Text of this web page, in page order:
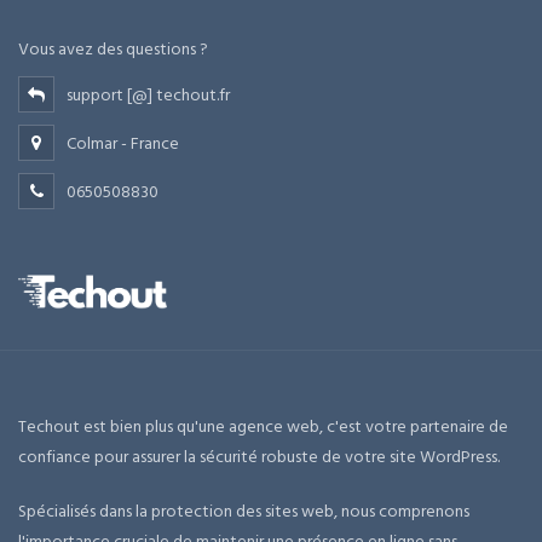
Vous avez des questions ?
support [@] techout.fr
Colmar - France
0650508830
Techout est bien plus qu'une agence web, c'est votre partenaire de
confiance pour assurer la sécurité robuste de votre site WordPress.
Spécialisés dans la protection des sites web, nous comprenons